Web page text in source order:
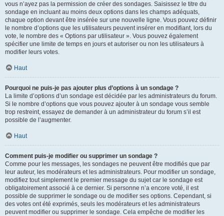
vous n’ayez pas la permission de créer des sondages. Saisissez le titre du
sondage en incluant au moins deux options dans les champs adéquats,
chaque option devant être insérée sur une nouvelle ligne. Vous pouvez définir
le nombre d’options que les utilisateurs peuvent insérer en modifiant, lors du
vote, le nombre des « Options par utilisateur ». Vous pouvez également
spécifier une limite de temps en jours et autoriser ou non les utilisateurs à
modifier leurs votes.
Haut
Pourquoi ne puis-je pas ajouter plus d’options à un sondage ?
La limite d’options d’un sondage est décidée par les administrateurs du forum.
Si le nombre d’options que vous pouvez ajouter à un sondage vous semble
trop restreint, essayez de demander à un administrateur du forum s’il est
possible de l’augmenter.
Haut
Comment puis-je modifier ou supprimer un sondage ?
Comme pour les messages, les sondages ne peuvent être modifiés que par
leur auteur, les modérateurs et les administrateurs. Pour modifier un sondage,
modifiez tout simplement le premier message du sujet car le sondage est
obligatoirement associé à ce dernier. Si personne n’a encore voté, il est
possible de supprimer le sondage ou de modifier ses options. Cependant, si
des votes ont été exprimés, seuls les modérateurs et les administrateurs
peuvent modifier ou supprimer le sondage. Cela empêche de modifier les